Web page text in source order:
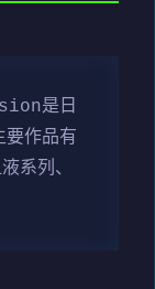
是日
作品有
系列、